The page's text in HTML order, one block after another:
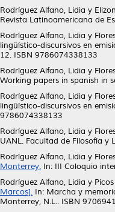
Rodríguez Alfano, Lidia y
Revista Latinoamericana de
Rodríguez Alfano, Lidia y
lingüístico-discursivos en
12. ISBN 9786074338133
Rodríguez Alfano, Lidia y
Working papers in spanish in
Rodríguez Alfano, Lidia y
lingüístico-discursivos en
9786074338133
Rodríguez Alfano, Lidia y
UANL. Facultad de Filosofía y
Rodríguez Alfano, Lidia y
Monterrey. In: III Coloquio
Rodríguez Alfano, Lidia y
Marcos]. In: Marcha y
Monterrey, N.L.. ISBN